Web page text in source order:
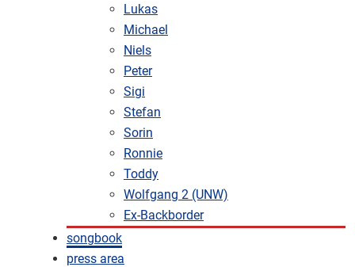
Lukas
Michael
Niels
Peter
Sigi
Stefan
Sorin
Ronnie
Toddy
Wolfgang 2 (UNW)
Ex-Backborder
songbook
press area